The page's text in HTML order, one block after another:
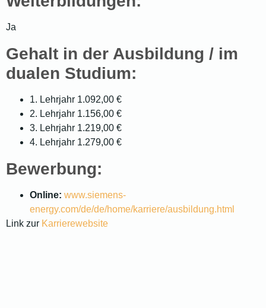
Ja
Gehalt in der Ausbildung / im
dualen Studium:
1. Lehrjahr 1.092,00 €
2. Lehrjahr 1.156,00 €
3. Lehrjahr 1.219,00 €
4. Lehrjahr 1.279,00 €
Bewerbung:
Online: www.siemens-
energy.com/de/de/home/karriere/ausbildung.html
Link zur Karrierewebsite